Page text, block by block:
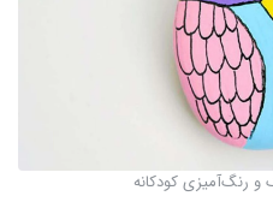
رنگ‌آمیزی کودکانه